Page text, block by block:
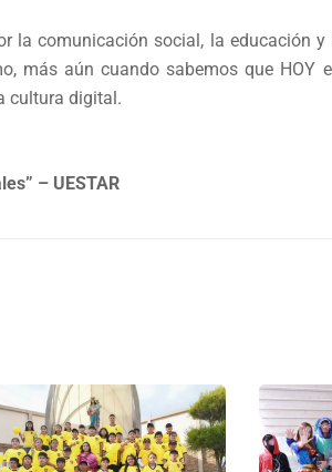
la comunicación social, la educación
más aún cuando sabemos que HOY
cultura digital.
– UESTAR